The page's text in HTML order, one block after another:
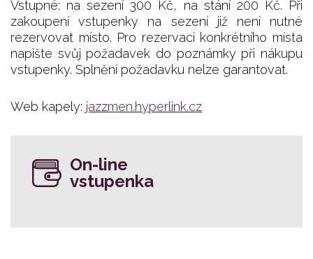
Vstupné: na sezení 300 Kč, na stání 200 Kč. Při
zakoupení vstupenky na sezení již není nutné
rezervovat místo. Pro rezervaci konkrétního místa
napište svůj požadavek do poznámky při nákupu
vstupenky. Splnění požadavku nelze garantovat.
Web kapely: jazzmen.hyperlink.cz
On-line
vstupenka